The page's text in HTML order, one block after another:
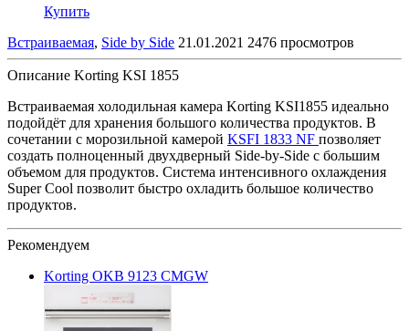
Купить
Встраиваемая, Side by Side 21.01.2021 2476 просмотров
Описание Korting KSI 1855
Встраиваемая холодильная камера Korting KSI1855 идеально
подойдёт для хранения большого количества продуктов. В
сочетании с морозильной камерой KSFI 1833 NF позволяет
создать полноценный двухдверный Side-by-Side с большим
объемом для продуктов. Система интенсивного охлаждения
Super Cool позволит быстро охладить большое количество
продуктов.
Рекомендуем
Korting OKB 9123 CMGW